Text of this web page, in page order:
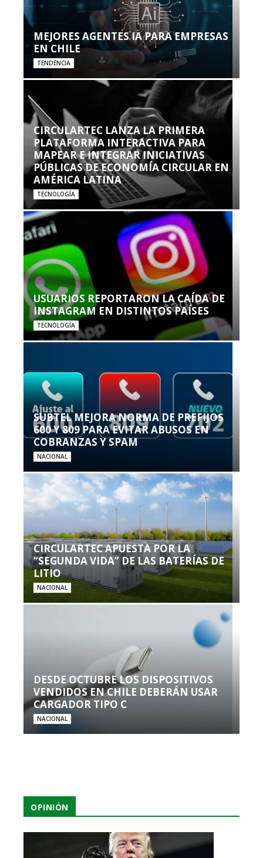
MEJORES AGENTES IA PARA EMPRESAS
EN CHILE
TENDENCIA
CIRCULARTEC LANZA LA PRIMERA
PLATAFORMA INTERACTIVA PARA
MAPEAR E INTEGRAR INICIATIVAS
PÚBLICAS DE ECONOMÍA CIRCULAR EN
AMÉRICA LATINA
TECNOLOGÍA
USUARIOS REPORTARON LA CAÍDA DE
INSTAGRAM EN DISTINTOS PAÍSES
TECNOLOGÍA
SUBTEL MEJORA NORMA DE PREFIJOS
600 Y 809 PARA EVITAR ABUSOS EN
COBRANZAS Y SPAM
NACIONAL
CIRCULARTEC APUESTA POR LA
“SEGUNDA VIDA” DE LAS BATERÍAS DE
LITIO
NACIONAL
DESDE OCTUBRE LOS DISPOSITIVOS
VENDIDOS EN CHILE DEBERÁN USAR
CARGADOR TIPO C
NACIONAL
OPINIÓN